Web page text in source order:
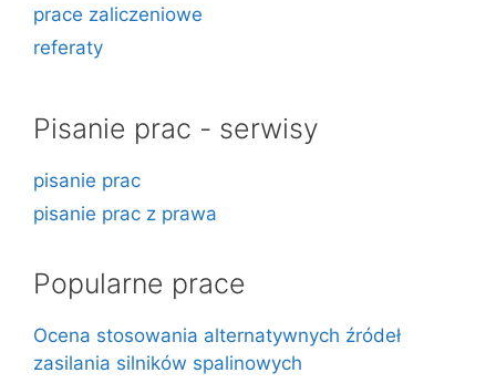
prace zaliczeniowe
referaty
Pisanie prac - serwisy
pisanie prac
pisanie prac z prawa
Popularne prace
Ocena stosowania alternatywnych źródeł
zasilania silników spalinowych